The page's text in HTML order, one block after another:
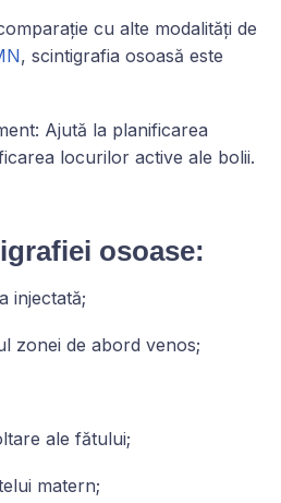
cu alte modalități de
, scintigrafia osoasă este
Ajută la planificarea
locurilor active ale bolii.
osoase:
de abord venos;
ale fătului;
matern;